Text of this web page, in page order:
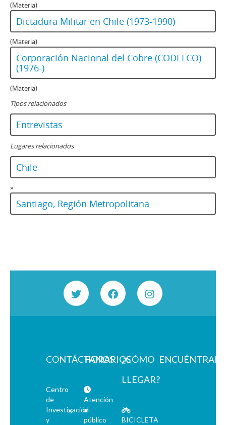
(Materia)
Dictadura Militar en Chile (1973-1990)
(Materia)
Corporación Nacional del Cobre (CODELCO)
(1976-)
(Materia)
Tipos relacionados
Entrevistas
Lugares relacionados
Chile
»
Santiago, Región Metropolitana
CONTÁCTANOS
Centro
de
Investigación
y
HORARIOS
Atención
al
público
¿CÓMO
LLEGAR?
BICICLETA